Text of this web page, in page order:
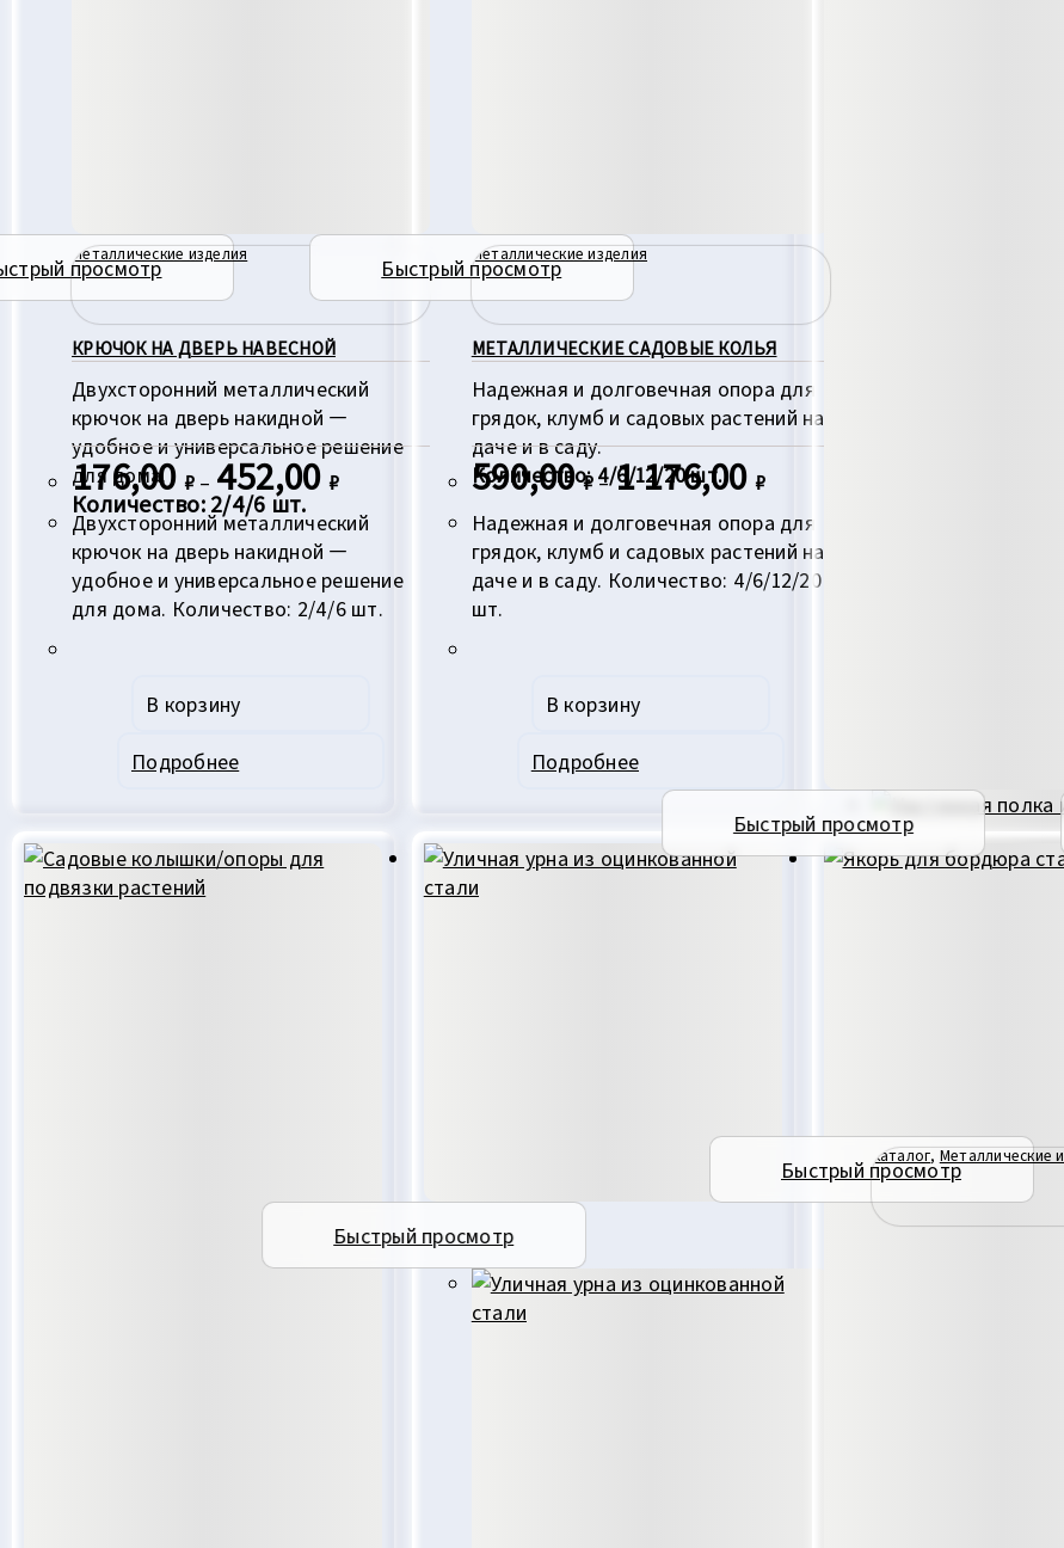
просмотр
Металлические изделия
КРЮЧОК НА ДВЕРЬ НАВЕСНОЙ
Двухсторонний металлический
крючок на дверь накидной —
удобное и универсальное решение
для дома.
Количество: 2/4/6 шт.
176,00₽ – 452,00₽цен:
–
452,00 ₽
Двухсторонний металлический
крючок на дверь накидной —
удобное и универсальное решение
для дома. Количество: 2/4/6 шт.
В корзину
Подробнее
Опции
можно
Быстрый просмотр
Металлические изделия
МЕТАЛЛИЧЕСКИЕ САДОВЫЕ КОЛЬЯ
Надежная и долговечная опора для
грядок, клумб и садовых растений на
даче и в саду.
Количество: 4/6/12/20 шт.
590,00₽–1 176,00 ₽
–
1
176,00 ₽
Надежная и долговечная опора для
грядок, клумб и садовых растений на
даче и в саду. Количество: 4/6/12/20
шт.
В корзину
Подробнее
вариаций.
Опции
можно
Быстрый просмотр
Быстрый просмотр
Каталог,Металлические
Быстрый просмотр